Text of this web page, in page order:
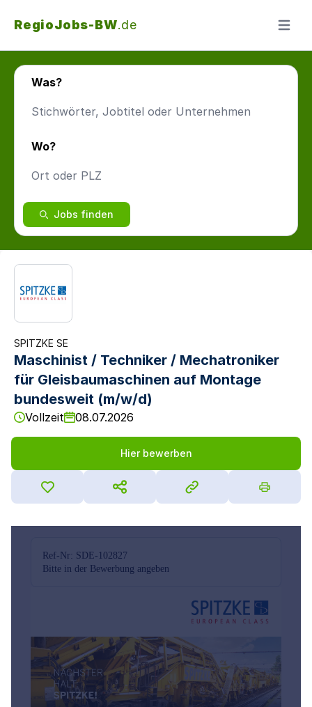
RegioJobs-BW.de Menü
Was?
Wo?
Jobs finden
SPITZKE SE
Maschinist / Techniker / Mechatroniker
für Gleisbaumaschinen auf Montage
bundesweit (m/w/d)
Vollzeit 08.07.2026
Hier bewerben